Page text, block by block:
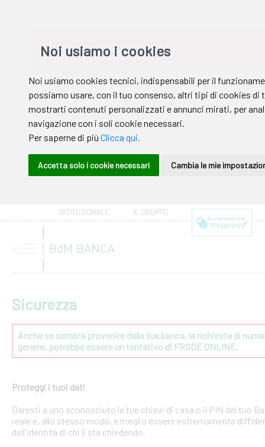
ISTITUZIONALE IL GRUPPO
Sicurezza
Anche se sembra provenire dalla tua banca, la richiesta di
genere, potrebbe essere un tentativo di FRODE ONLINE.
Proteggi i tuoi dati
Daresti a uno sconosciuto le tue chiavi di casa o il PIN del tuo
reale e, allo stesso modo, è meglio essere estremamente
dell'identità di chi li sta chiedendo.